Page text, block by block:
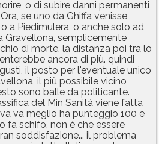
o di subire danni permanenti
se uno da Ghiffa venisse
a Piedimulera, o anche solo ad
Gravellona, semplicemente
di morte, la distanza poi tra lo
ancora di più. quindi
il posto per l'eventuale unico
il più possibile vicino
sono balle da politicante.
del Min Sanità viene fatta
va meglio ha punteggio 100 e
fa schifo, non è che essere
soddisfazione... il problema